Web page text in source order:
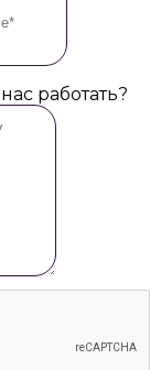
работать?